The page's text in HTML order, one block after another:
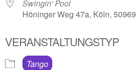
Swingin' Pool
Höninger Weg 47a, Köln, 50969
VERANSTALTUNGSTYP
Tango